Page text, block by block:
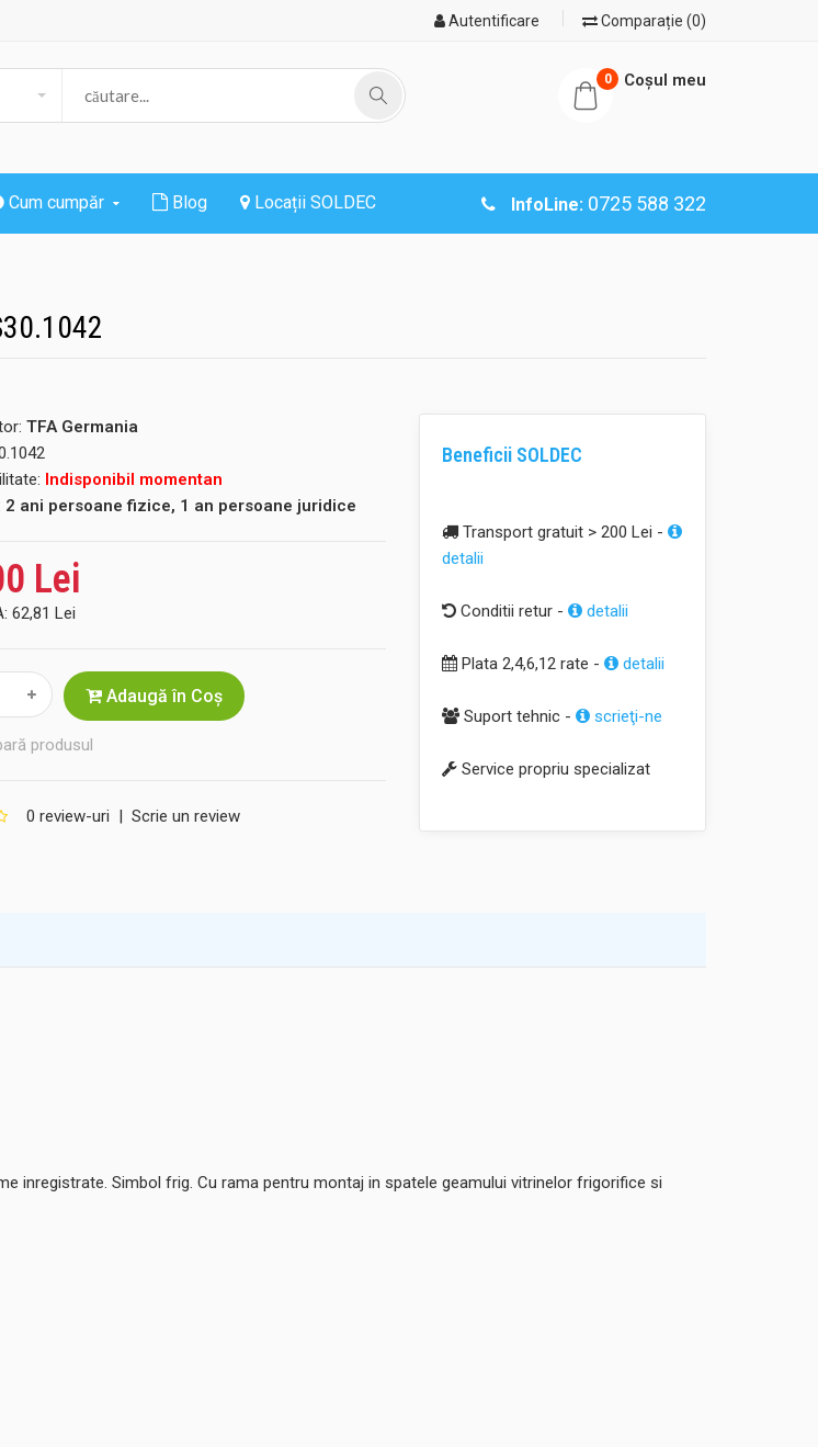
Autentificare Comparație (0)
0 Coşul meu
Cum cumpăr Blog InfoLine: 0725 588 322
Locații SOLDEC
TFA Germania
Indisponibil momentan
2 ani persoane fizice, 1 an persoane juridice
Lei
62,81 Lei
Adaugă în Coş
produsul
0 review-uri | Scrie un review
Beneficii SOLDEC
Transport gratuit > 200 Lei -
detalii
Conditii retur - detalii
Plata 2,4,6,12 rate - detalii
Suport tehnic - scrieţi-ne
Service propriu specializat
inregistrate. Simbol frig. Cu rama pentru montaj in spatele geamului vitrinelor frigorifice si